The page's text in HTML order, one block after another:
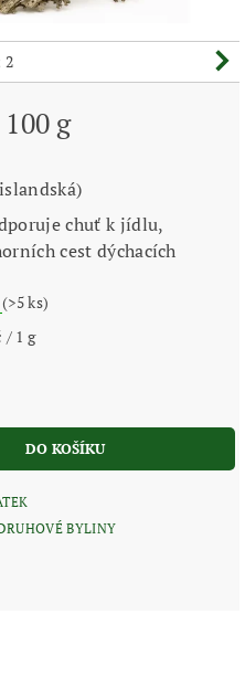
2
g
chuť k jídlu,
cest dýchacích
(>5 ks)
/ 1 g
BYLINY